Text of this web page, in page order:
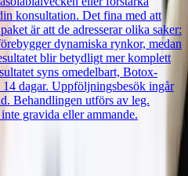
konsultation. Det fina med att
är att de adresserar olika saker:
dynamiska rynkor, medan
blir betydligt mer komplett
syns omedelbart, Botox-
dagar. Uppföljningsbesök ingår
Behandlingen utförs av leg.
gravida eller ammande.